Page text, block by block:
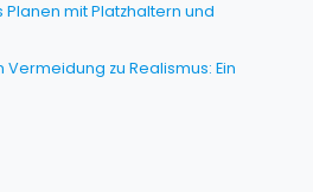
Planen mit Platzhaltern und
zu Realismus: Ein